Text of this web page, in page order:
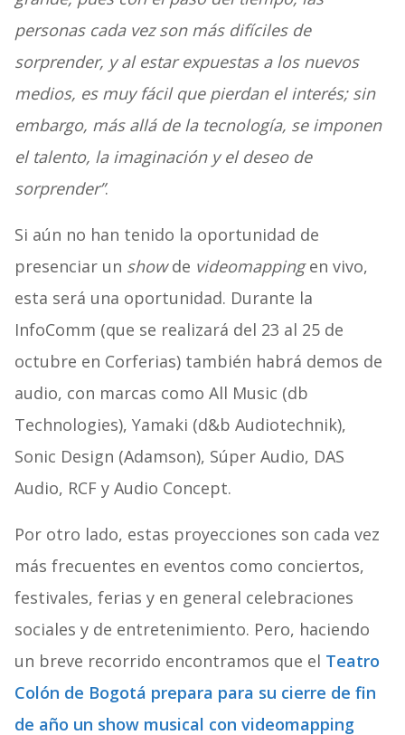
personas cada vez son más difíciles de
sorprender, y al estar expuestas a los nuevos
medios, es muy fácil que pierdan el interés; sin
embargo, más allá de la tecnología, se imponen
el talento, la imaginación y el deseo de
sorprender”.
Si aún no han tenido la oportunidad de
presenciar un showde videomappingen vivo,
esta será una oportunidad. Durante la
InfoComm (que se realizará del 23 al 25 de
octubre en Corferias) también habrá demos de
audio, con marcas como All Music (db
Technologies), Yamaki (d&b Audiotechnik),
Sonic Design (Adamson), Súper Audio, DAS
Audio, RCF y Audio Concept.
Por otro lado, estas proyecciones son cada vez
más frecuentes en eventos como conciertos,
festivales, ferias y en general celebraciones
sociales y de entretenimiento. Pero, haciendo
un breve recorrido encontramos que el Teatro
Colón de Bogotá prepara para su cierre de fin
de año un show musical con videomapping